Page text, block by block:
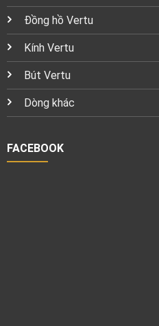
Đồng hồ Vertu
Kính Vertu
Bút Vertu
Dòng khác
FACEBOOK